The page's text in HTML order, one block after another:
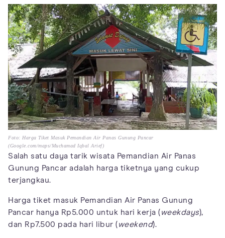
Foto: Harga Tiket Masuk Pemandian Air Panas Gunung Pancar
(Google.com/maps/Muchamad Iqbal Arief)
Salah satu daya tarik wisata Pemandian Air Panas
Gunung Pancar adalah harga tiketnya yang cukup
terjangkau.
Harga tiket masuk Pemandian Air Panas Gunung
Pancar hanya Rp5.000 untuk hari kerja ( weekdays),
dan Rp7.500 pada hari libur ( weekend).